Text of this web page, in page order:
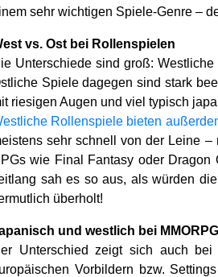
sehr wichtigen Spiele-Genre –
vs. Ost bei Rollenspielen
Unterschiede sind groß:
Spiele dagegen sind stark
riesigen Augen und viel typisch
Rollenspiele bieten
sehr schnell von der Leine
wie Final Fantasy oder
sah es so aus, als würden
überholt!
und westlich bei
Unterschied zeigt sich auch
Vorbildern bzw.